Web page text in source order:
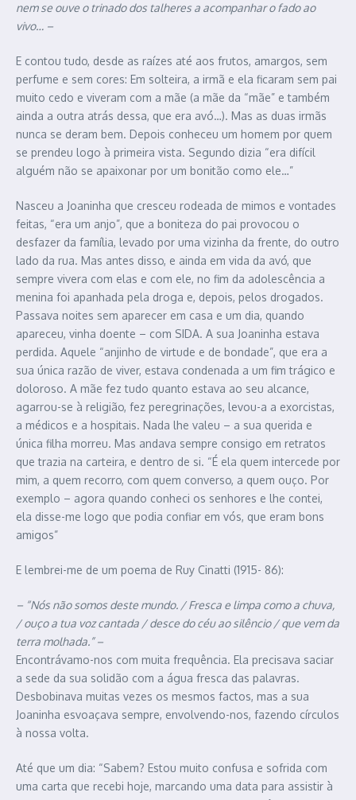
nem se ouve o trinado dos talheres a acompanhar o fado ao
vivo… –
E contou tudo, desde as raízes até aos frutos, amargos, sem
perfume e sem cores: Em solteira, a irmã e ela ficaram sem pai
muito cedo e viveram com a mãe (a mãe da “mãe” e também
ainda a outra atrás dessa, que era avó…). Mas as duas irmãs
nunca se deram bem. Depois conheceu um homem por quem
se prendeu logo à primeira vista. Segundo dizia “era difícil
alguém não se apaixonar por um bonitão como ele…”
Nasceu a Joaninha que cresceu rodeada de mimos e vontades
feitas, “era um anjo”, que a boniteza do pai provocou o
desfazer da família, levado por uma vizinha da frente, do outro
lado da rua. Mas antes disso, e ainda em vida da avó, que
sempre vivera com elas e com ele, no fim da adolescência a
menina foi apanhada pela droga e, depois, pelos drogados.
Passava noites sem aparecer em casa e um dia, quando
apareceu, vinha doente – com SIDA. A sua Joaninha estava
perdida. Aquele “anjinho de virtude e de bondade”, que era a
sua única razão de viver, estava condenada a um fim trágico e
doloroso. A mãe fez tudo quanto estava ao seu alcance,
agarrou-se à religião, fez peregrinações, levou-a a exorcistas,
a médicos e a hospitais. Nada lhe valeu – a sua querida e
única filha morreu. Mas andava sempre consigo em retratos
que trazia na carteira, e dentro de si. “É ela quem intercede por
mim, a quem recorro, com quem converso, a quem ouço. Por
exemplo – agora quando conheci os senhores e lhe contei,
ela disse-me logo que podia confiar em vós, que eram bons
amigos”
E lembrei-me de um poema de Ruy Cinatti (1915- 86):
– “Nós não somos deste mundo. / Fresca e limpa como a chuva,
/ ouço a tua voz cantada / desce do céu ao silêncio / que vem da
terra molhada.” –
Encontrávamo-nos com muita frequência. Ela precisava saciar
a sede da sua solidão com a água fresca das palavras.
Desbobinava muitas vezes os mesmos factos, mas a sua
Joaninha esvoaçava sempre, envolvendo-nos, fazendo círculos
à nossa volta.
Até que um dia: “Sabem? Estou muito confusa e sofrida com
uma carta que recebi hoje, marcando uma data para assistir à